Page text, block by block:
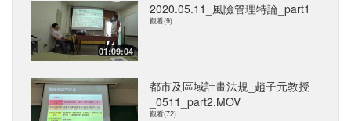
01:09:04
2020.05.11_風險管理特論_part1
觀看(9)
都市及區域計畫法規_趙子元教授
_0511_part2.MOV
觀看(72)